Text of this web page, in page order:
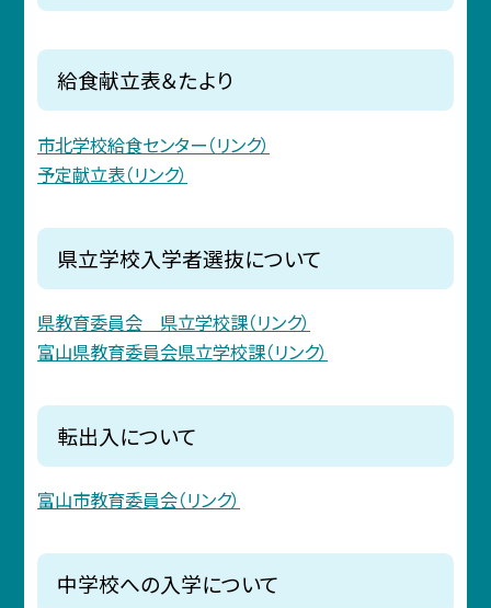
給食献立表＆たより
市北学校給食センター（リンク）
予定献立表（リンク）
県立学校入学者選抜について
県教育委員会 県立学校課（リンク）
富山県教育委員会県立学校課（リンク）
転出入について
富山市教育委員会（リンク）
中学校への入学について